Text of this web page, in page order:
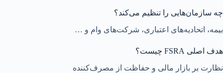
چه سازمان‌هایی را تنظیم می‌کند؟
بیمه، اتحادیه‌های اعتباری، شرکت‌های وام و …
هدف اصلی FSRA چیست؟
نظارت بر بازار مالی و حفاظت از مصرف‌کننده